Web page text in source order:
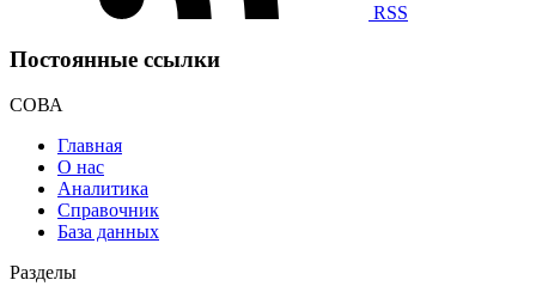
RSS
Постоянные ссылки
СОВА
Главная
О нас
Аналитика
Справочник
База данных
Разделы